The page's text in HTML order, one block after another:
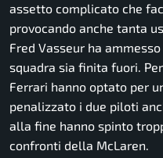
assetto complicato che
provocando anche tanta
Fred Vasseur ha
squadra sia finita fuori.
Ferrari hanno optato per
penalizzato i due piloti
alla fine hanno spinto
confronti della McLaren.